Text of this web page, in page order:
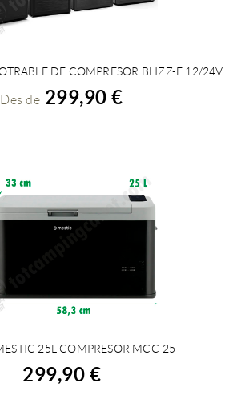
VEURE DETALLS
DE COMPRESOR BLIZZ-E 12/24V
Des de 299,90 €
COMPRAR
25L COMPRESOR MCC-25
299,90 €